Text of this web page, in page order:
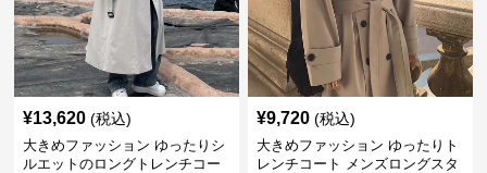
¥13,620 (税込)
大きめファッション ゆったりシ
ルエットのロングトレンチコー
¥9,720 (税込)
大きめファッション ゆったりト
レンチコート メンズロングスタ